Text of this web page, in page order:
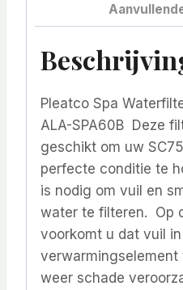
Pleatco Spa
ALA-SPA60B Deze
geschikt om uw
perfecte conditie te
is nodig om vuil en
water te filteren. Op
voorkomt u dat vuil
weer schade